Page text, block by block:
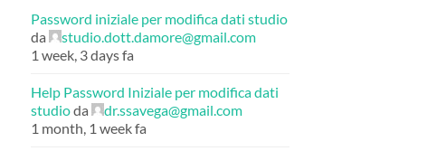
Password iniziale per modifica dati studio
da
studio.dott.damore@gmail.com
1 week, 3 days fa
Help Password Iniziale per modifica dati
studioda
dr.ssavega@gmail.com
1 month, 1 week fa